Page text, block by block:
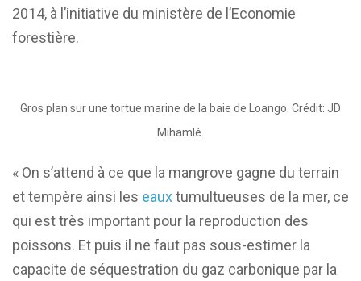
2014, à l’initiative du ministère de l’Economie
forestière.
Gros plan sur une tortue marine de la baie de Loango. Crédit: JD
Mihamlé.
« On s’attend à ce que la mangrove gagne du terrain
et tempère ainsi les eauxtumultueuses de la mer, ce
qui est très important pour la reproduction des
poissons. Et puis il ne faut pas sous-estimer la
capacite de séquestration du gaz carbonique par la